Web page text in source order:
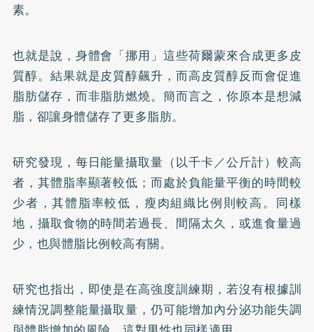
素。
也就是說，身體會「挪用」這些荷爾蒙來合成更多皮
質醇。結果就是皮質醇飆升，而高皮質醇反而會促進
脂肪儲存，而非脂肪燃燒。簡而言之，你原本是想減
脂，卻讓身體儲存了更多脂肪。
研究發現，每日能量攝取量（以千卡／公斤計）較高
者，其體脂率顯著較低；而處於負能量平衡的時間較
少者，其體脂率較低，瘦肉組織比例則較高。同樣
地，攝取食物的時間若過長、間隔太久，或進食量過
少，也與體脂比例較高有關。
研究也指出，即使是在高強度訓練期，若沒有根據訓
練情況調整能量攝取量，仍可能增加內分泌功能失調